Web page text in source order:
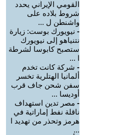
القومي الإيراني يحدد
شروط بلاده على
واشنطن ل ...
- نيويورك بوست: زيارة
نتنياهو إلى نيويورك
ستصبح كابوسا لشرطة
ا ...
- شركة كانت تخدم
ألمانيا الهتلرية تخسر
سفن شحن جاف قرب
أوديسا ...
- مصر تدين استهداف
ناقلة نفط إماراتية في
هرمز وتحذر من تهديد ا
...